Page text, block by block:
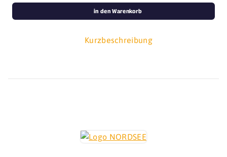
Kurzbeschreibung
in den Warenkorb